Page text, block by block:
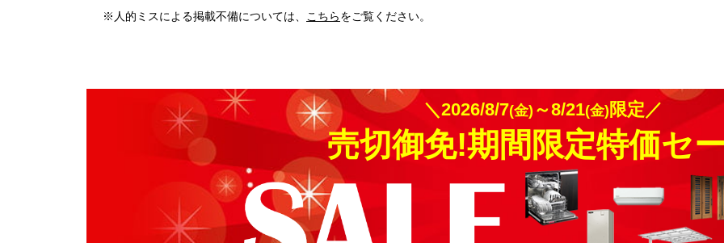
※人的ミスによる掲載不備については、 こちらをご覧ください。
＼2026/8/7(金) ～8/21(金) 限定／
売切御免!期間限定特価セ